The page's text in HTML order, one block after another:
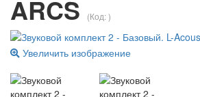
ARCS (Код:)
Увеличить изображение